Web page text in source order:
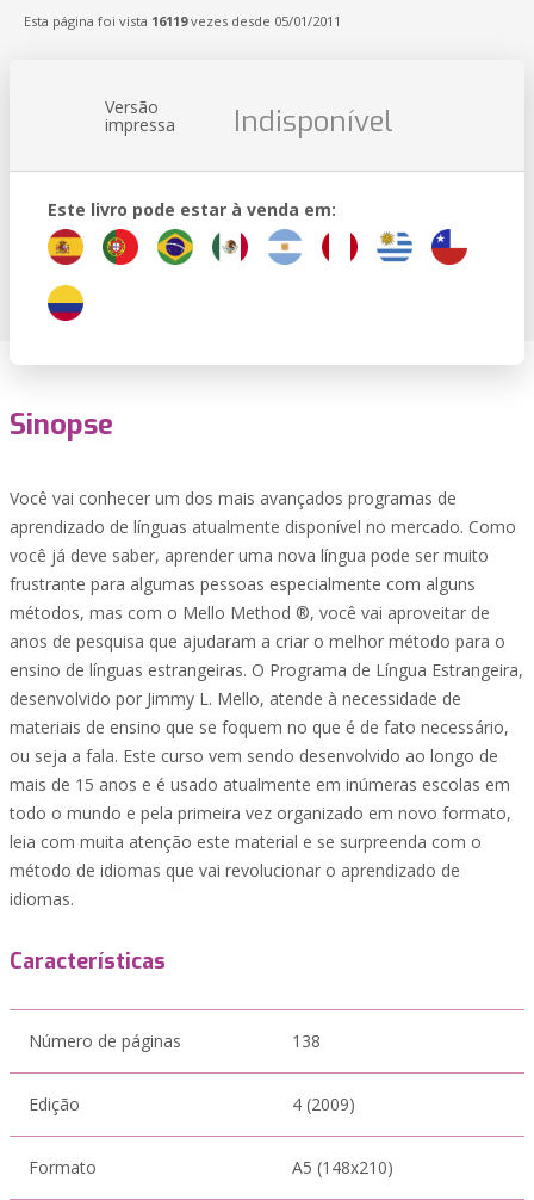
Esta página foi vista 16119vezes desde 05/01/2011
Versão
impressa Indisponível
Este livro pode estar à venda em:
Sinopse
Você vai conhecer um dos mais avançados programas de
aprendizado de línguas atualmente disponível no mercado. Como
você já deve saber, aprender uma nova língua pode ser muito
frustrante para algumas pessoas especialmente com alguns
métodos, mas com o Mello Method ®, você vai aproveitar de
anos de pesquisa que ajudaram a criar o melhor método para o
ensino de línguas estrangeiras. O Programa de Língua Estrangeira,
desenvolvido por Jimmy L. Mello, atende à necessidade de
materiais de ensino que se foquem no que é de fato necessário,
ou seja a fala. Este curso vem sendo desenvolvido ao longo de
mais de 15 anos e é usado atualmente em inúmeras escolas em
todo o mundo e pela primeira vez organizado em novo formato,
leia com muita atenção este material e se surpreenda com o
método de idiomas que vai revolucionar o aprendizado de
idiomas.
Características
Número de páginas 138
Edição 4 (2009)
Formato A5 (148x210)